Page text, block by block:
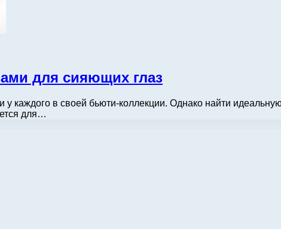
для сияющих глаз
каждого в своей бьюти-коллекции. Однако найти
для…